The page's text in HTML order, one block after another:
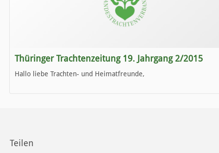
Thüringer Trachtenzeitung 19. Jahrgang 2/2015
Hallo liebe Trachten- und Heimatfreunde,
Teilen